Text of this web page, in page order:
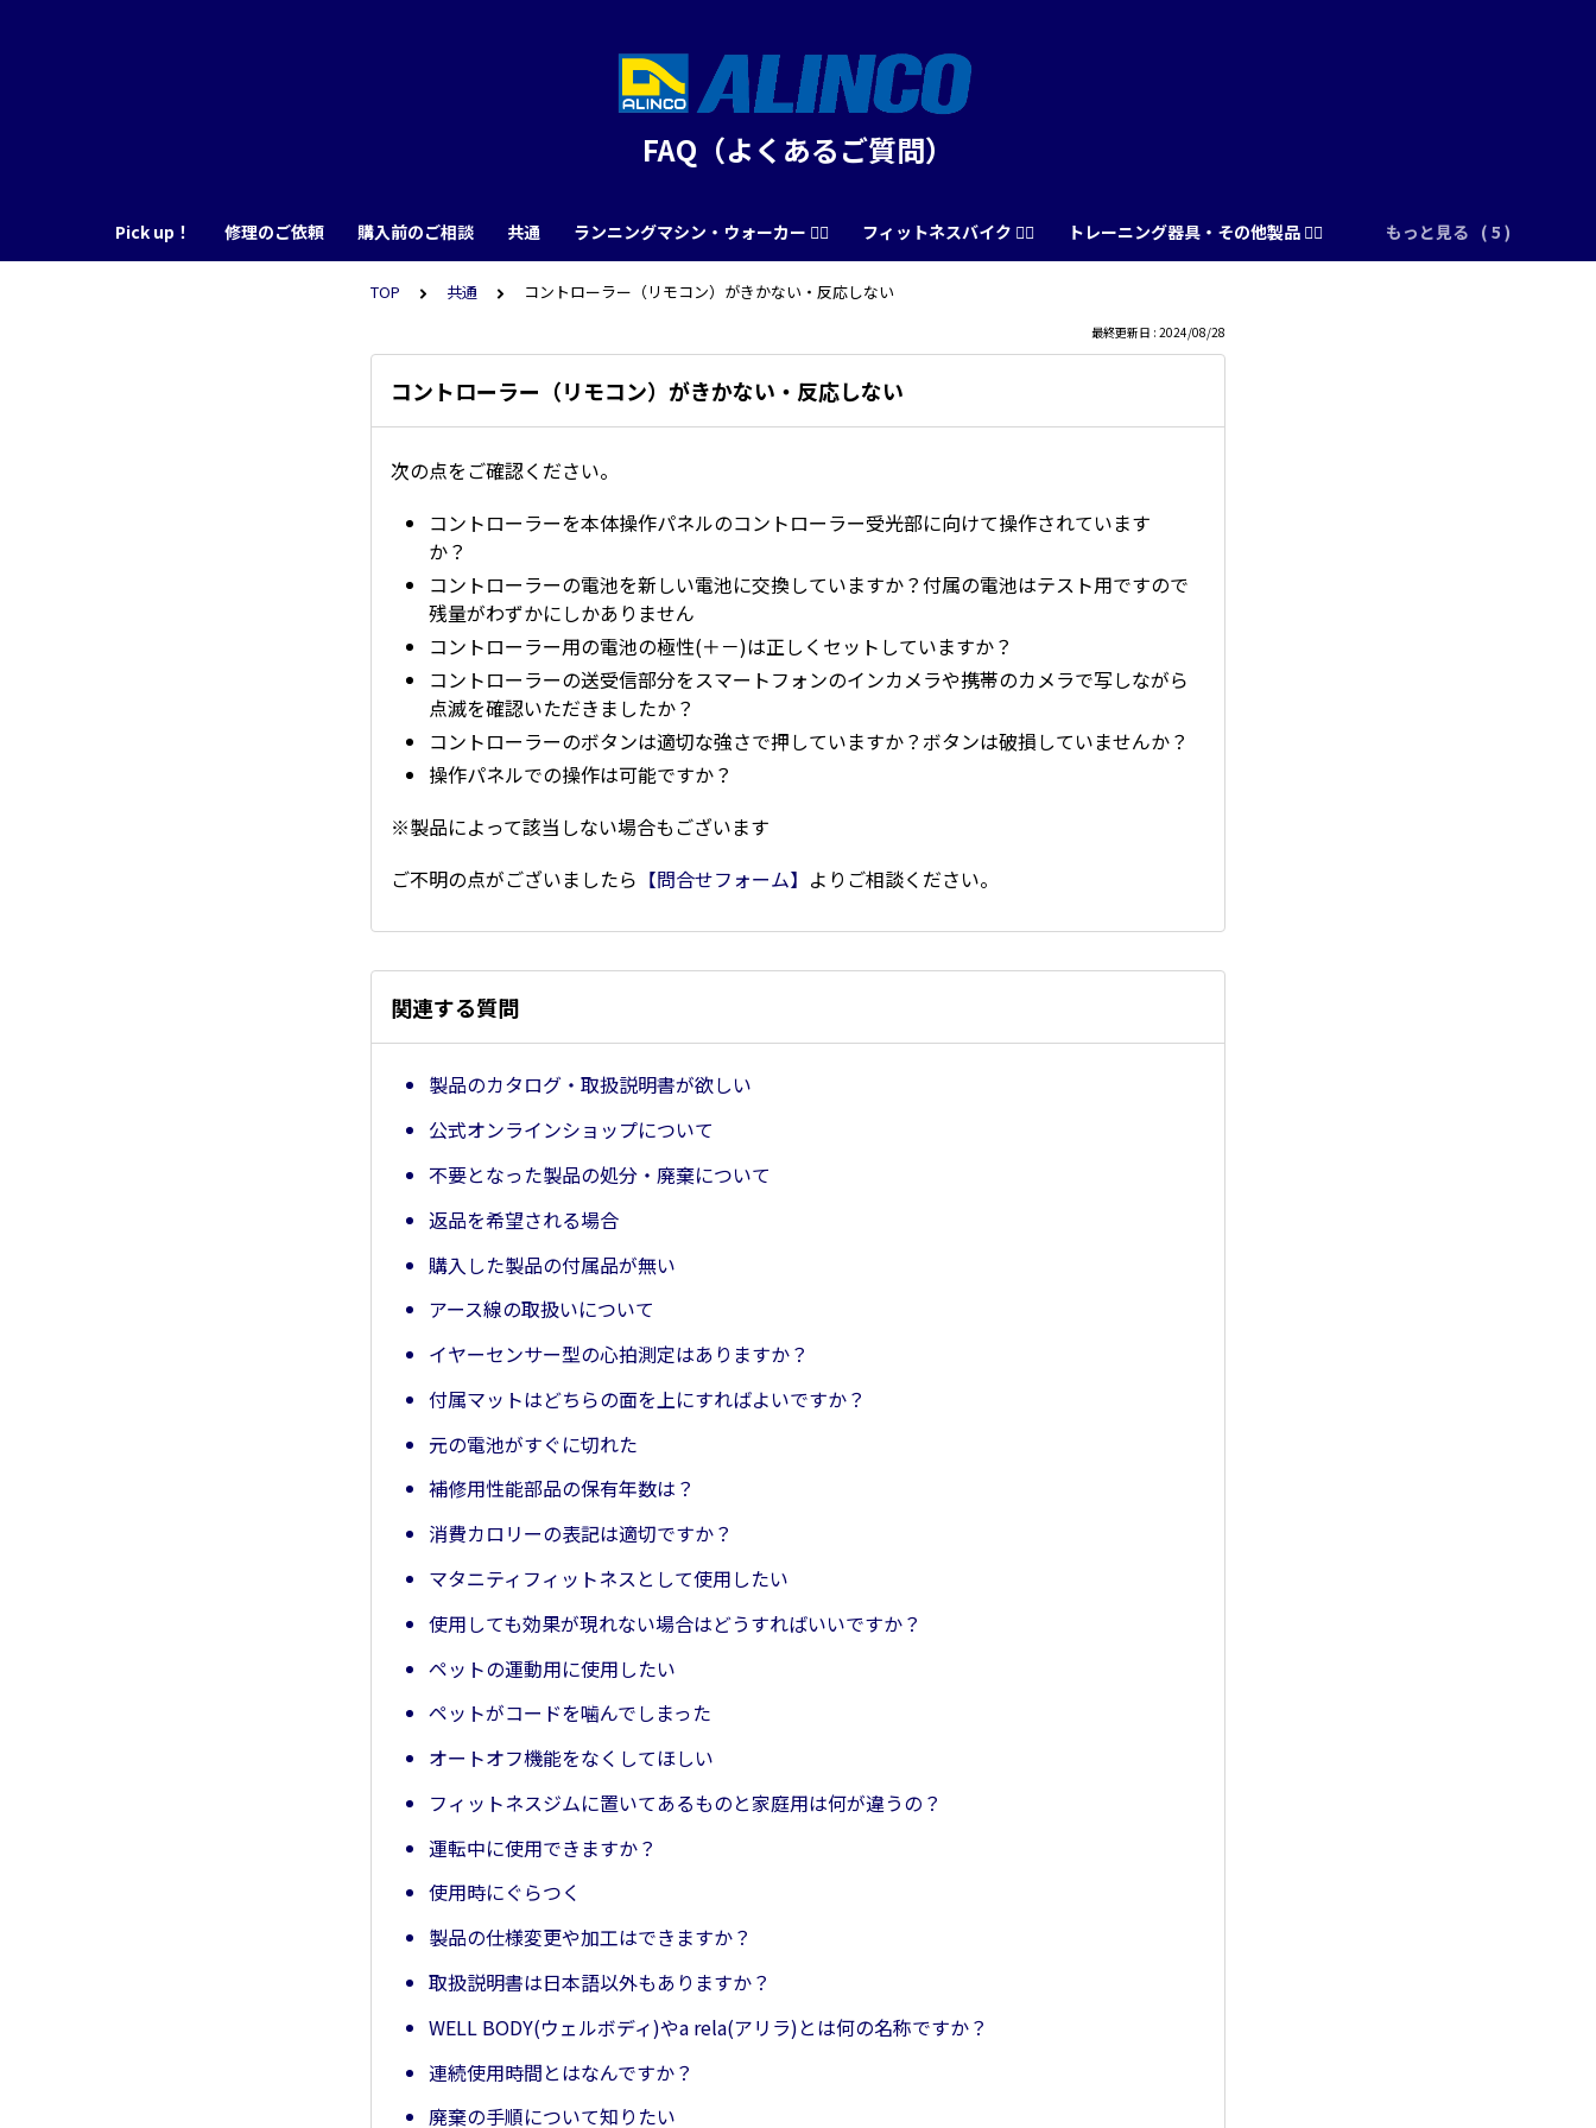
FAQ（よくあるご質問）
Pick up！ 修理のご依頼 購入前のご相談 共通 ランニングマシン・ウォーカー 🏃‍♀️ フィットネスバイク 🚴‍♂️ トレーニング器具・その他製品 🏋️‍♂️ もっと見る
TOP 共通 コントローラー（リモコン）がきかない・反応しない
最終更新日 : 2024/08/28
コントローラー（リモコン）がきかない・反応しない
次の点をご確認ください。
コントローラーを本体操作パネルのコントローラー受光部に向けて操作されています
か？
コントローラーの電池を新しい電池に交換していますか？付属の電池はテスト用ですので
残量がわずかにしかありません
コントローラー用の電池の極性(＋－)は正しくセットしていますか？
コントローラーの送受信部分をスマートフォンのインカメラや携帯のカメラで写しながら
点滅を確認いただきましたか？
コントローラーのボタンは適切な強さで押していますか？ボタンは破損していませんか？
操作パネルでの操作は可能ですか？
※製品によって該当しない場合もございます
ご不明の点がございましたら 【問合せフォーム】 よりご相談ください。
関連する質問
製品のカタログ・取扱説明書が欲しい
公式オンラインショップについて
不要となった製品の処分・廃棄について
返品を希望される場合
購入した製品の付属品が無い
アース線の取扱いについて
イヤーセンサー型の心拍測定はありますか？
付属マットはどちらの面を上にすればよいですか？
元の電池がすぐに切れた
補修用性能部品の保有年数は？
消費カロリーの表記は適切ですか？
マタニティフィットネスとして使用したい
使用しても効果が現れない場合はどうすればいいですか？
ペットの運動用に使用したい
ペットがコードを噛んでしまった
オートオフ機能をなくしてほしい
フィットネスジムに置いてあるものと家庭用は何が違うの？
運転中に使用できますか？
使用時にぐらつく
製品の仕様変更や加工はできますか？
取扱説明書は日本語以外もありますか？
WELL BODY(ウェルボディ)やa rela(アリラ)とは何の名称ですか？
連続使用時間とはなんですか？
廃棄の手順について知りたい